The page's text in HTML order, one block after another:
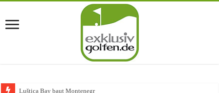
Luštica Bay baut Montenegros